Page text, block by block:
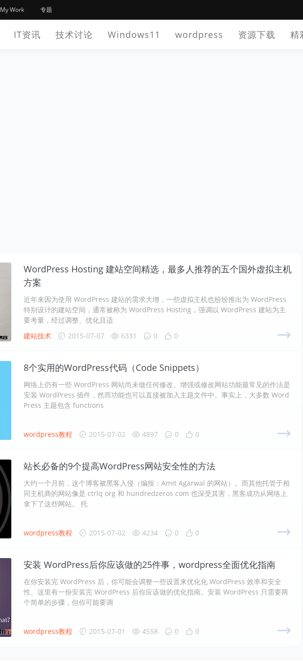
My Work 专题
IT资讯 技术讨论 Windows11 wordpress 资源下载 精
WordPress Hosting 建站空间精选，最多人推荐的五个国外虚拟主机
方案
近年来因为使用 WordPress 建站的需求大增，一些虚拟主机也纷纷推出为 WordPress
特别设计的建站空间，通常被称为 WordPress Hosting，强调以 WordPress 建站为主
要考量，经过调整、优化且适
建站技术
2015-07-07 6331 0 0
8个实用的WordPress代码（Code Snippets）
网络上仍有一些 WordPress 网站尚未做任何修改。增强或修改网站功能最常见的作法是
安装 WordPress 插件，然而功能也可以直接被加入主题文件中。事实上，大多数 Word
Press 主题包含 functions
wordpress教程 2015-07-02 4897 0 0
站长必备的9个提高WordPress网站安全性的方法
大约一个月前，这个博客被黑客入侵（编按：Amit Agarwal 的网站）。而其他托管于相
同主机商的网站像是 ctrlq org 和 hundredzeros com 也深受其害，黑客成功从网络上
拿下了这些网站。 托
wordpress教程 2015-07-02 4234 0 0
安装 WordPress后你应该做的25件事，wordpress全面优化指南
在你安装完 WordPress 后，你可能会调整一些设置来优化化 WordPress 效率和安全
性。这里有一份安装完 WordPress 后你应该做的优化指南。安装 WordPress 只需要两
个简单的步骤，但你可能要调
wordpress教程 2015-07-01 4558 0 0